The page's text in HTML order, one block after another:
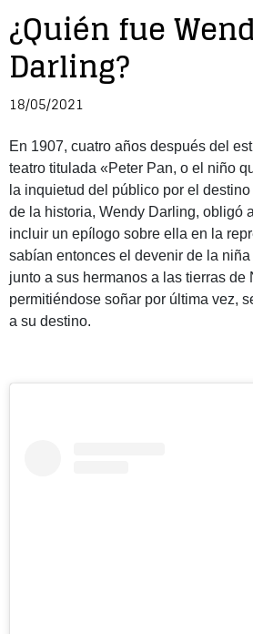
¿Quién fue
Darling?
18/05/2021
En 1907, cuatro años después del
teatro titulada «Peter Pan, o el niño
la inquietud del público por el
de la historia, Wendy Darling, obligó
incluir un epílogo sobre ella en la
sabían entonces el devenir de la
junto a sus hermanos a las tierras de
permitiéndose soñar por última vez,
a su destino.